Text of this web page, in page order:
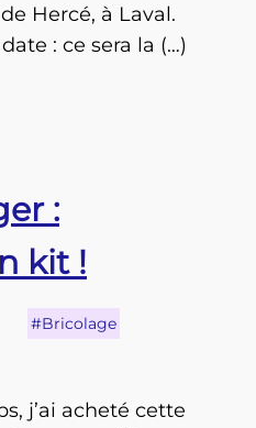
Hercé, à Laval.
: ce sera la (…)
:
kit !
#Bricolage
j’ai acheté cette